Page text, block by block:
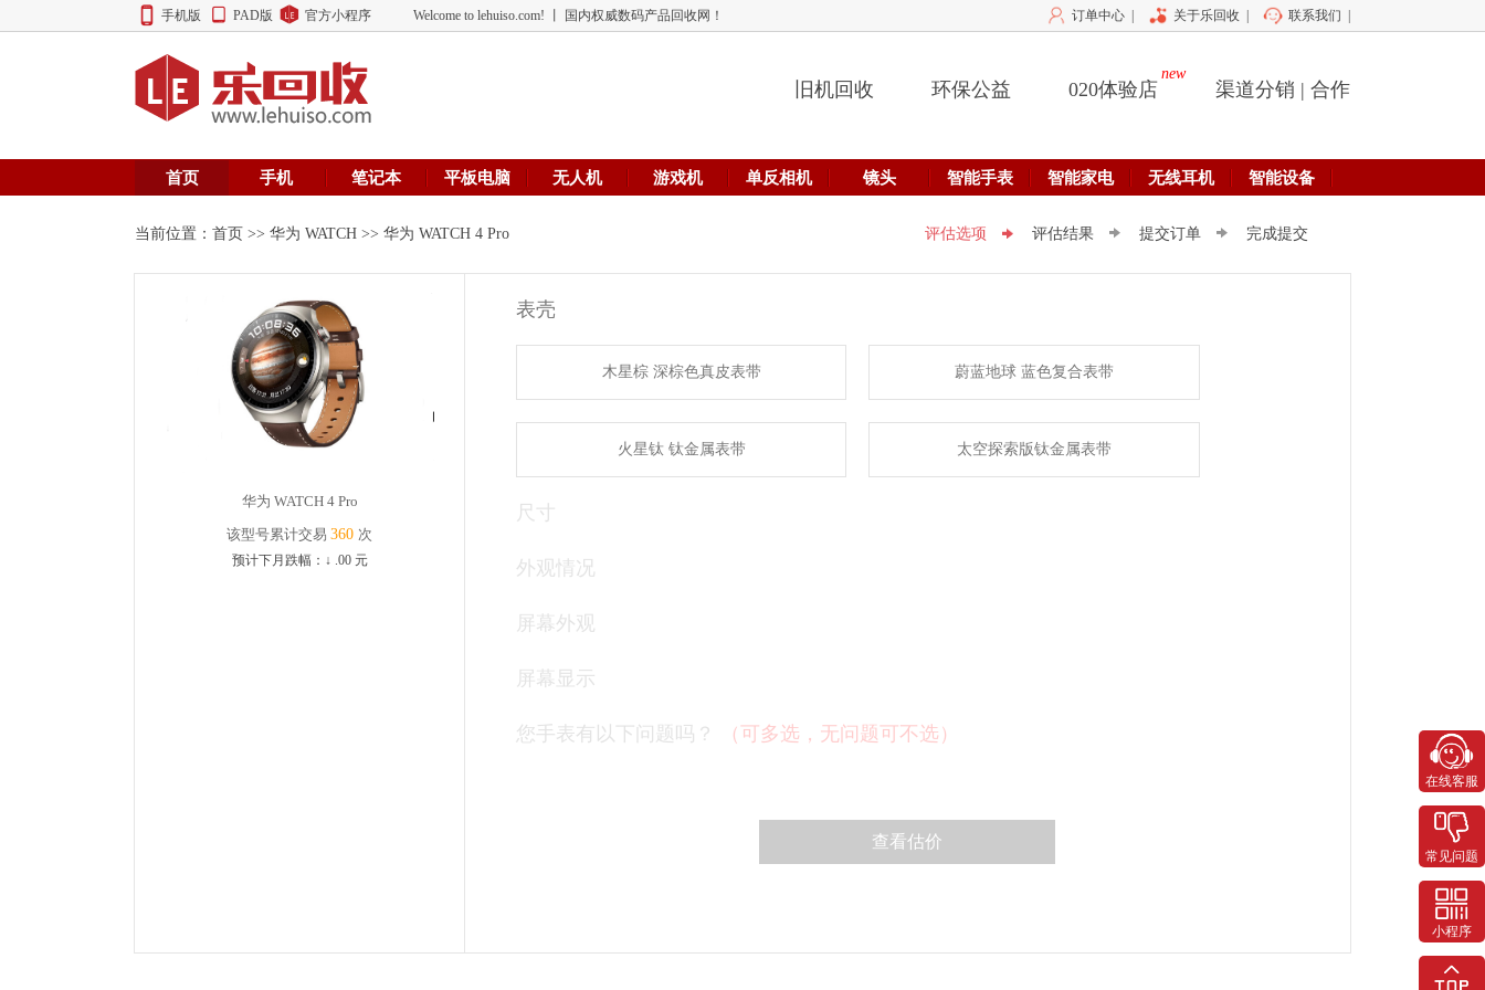
手机版 PAD版 官方小程序 Welcome to lehuiso.com! 丨 国内权威数码产品回收网！ 联系我们
关于乐回收
订单中心
旧机回收 环保公益 020体验店
new
渠道分销 | 合作
首页 手机 笔记本 平板电脑 无人机 游戏机 单反相机 镜头 智能手表 智能家电 无线耳机 智能设备
当前位置： 首页 >> 华为 WATCH >> 华为 WATCH 4 Pro 评估选项 评估结果 提交订单 完成提交
华为 WATCH 4 Pro
该型号累计交易 360 次
预计下月跌幅： ↓ .00元
表壳
木星棕 深棕色真皮表带 蔚蓝地球 蓝色复合表带
火星钛 钛金属表带 太空探索版钛金属表带
尺寸
外观情况
屏幕外观
屏幕显示
您手表有以下问题吗？ （可多选，无问题可不选）
在线客服
常见问题
小程序